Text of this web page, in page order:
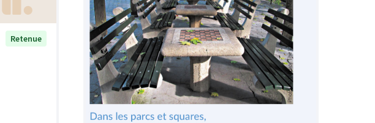
Retenue